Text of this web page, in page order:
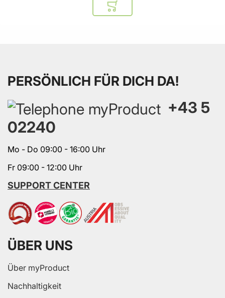
In den Warenkorb
PERSÖNLICH FÜR DICH DA!
+43 5
02240
Mo - Do 09:00 - 16:00 Uhr
Fr 09:00 - 12:00 Uhr
SUPPORT CENTER
ÜBER UNS
Über myProduct
Nachhaltigkeit